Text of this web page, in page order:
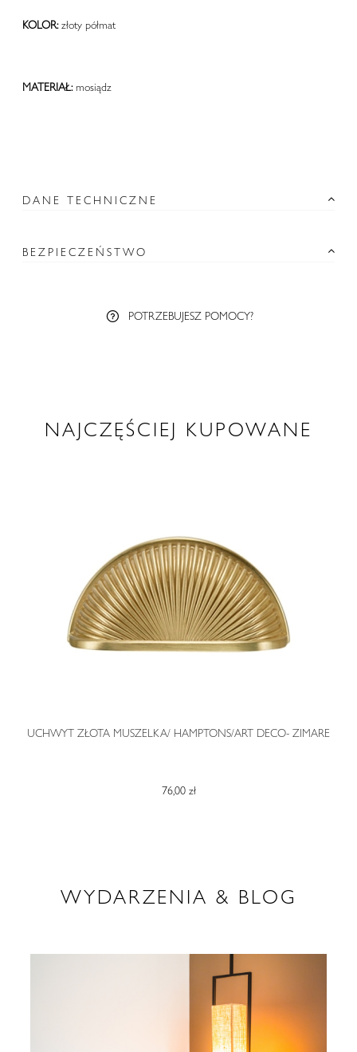
KOLOR:złoty półmat
MATERIAŁ:mosiądz
DANE TECHNICZNE
BEZPIECZEŃSTWO
POTRZEBUJESZ POMOCY?
NAJCZĘŚCIEJ KUPOWANE
UCHWYT ZŁOTA MUSZELKA/ HAMPTONS/ART DECO- ZIMARE
76,00 zł
WYDARZENIA & BLOG